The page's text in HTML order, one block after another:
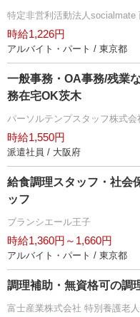
特定非営利活動法人socialmate
時給1,226円
アルバイト・パート / 東京都
一般事務・OA事務/残業
務在宅OK茨木
パーソルテンプスタッフ株式会
時給1,550円
派遣社員 / 大阪府
給食調理スタッフ・社会
ッフ
ブランシエール王子
時給1,360円～1,660円
アルバイト・パート / 東京都
調理補助・無資格可の調
富士産業株式会社 特別養護老